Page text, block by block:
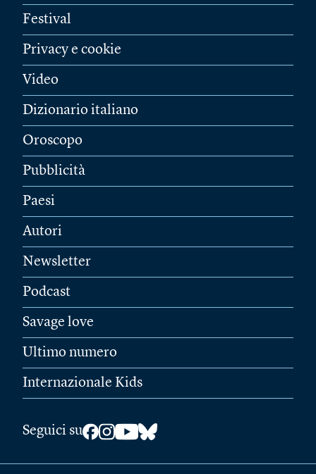
Festival
Privacy e cookie
Video
Dizionario italiano
Oroscopo
Pubblicità
Paesi
Autori
Newsletter
Podcast
Savage love
Ultimo numero
Internazionale Kids
Seguici su